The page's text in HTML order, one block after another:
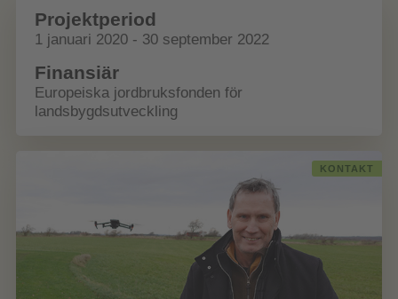
Projektperiod
1 januari 2020 - 30 september 2022
Finansiär
Europeiska jordbruksfonden för
landsbygdsutveckling
KONTAKT